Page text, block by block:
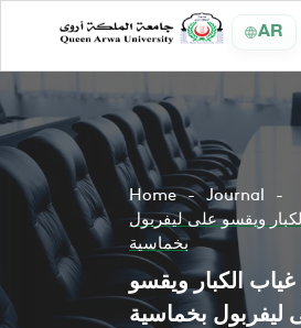
AR
Home
Journal
ويقسو على ليفربول
بخماسية
الكبار ويقسو
ليفربول بخماسية